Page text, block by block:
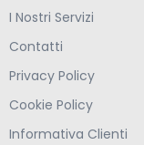
I Nostri Servizi
Contatti
Privacy Policy
Cookie Policy
Informativa Clienti